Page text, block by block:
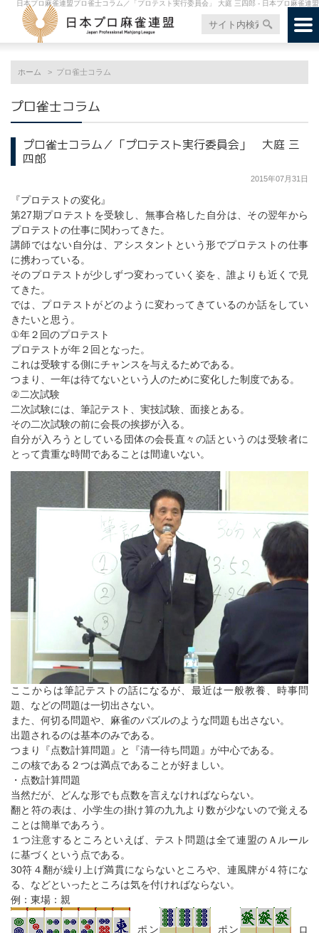
日本プロ麻雀連盟プロ雀士コラム／「プロテスト実行委員会」 大庭 三四郎 - 日本プロ麻雀連盟
ホーム プロ雀士コラム
プロ雀士コラム
プロ雀士コラム／「プロテスト実行委員会」 大庭 三
四郎
2015年07月31日
『プロテストの変化』
第27期プロテストを受験し、無事合格した自分は、その翌年から
プロテストの仕事に関わってきた。
講師ではない自分は、アシスタントという形でプロテストの仕事
に携わっている。
そのプロテストが少しずつ変わっていく姿を、誰よりも近くで見
てきた。
では、プロテストがどのように変わってきているのか話をしてい
きたいと思う。
①年２回のプロテスト
プロテストが年２回となった。
これは受験する側にチャンスを与えるためである。
つまり、一年は待てないという人のために変化した制度である。
②二次試験
二次試験には、筆記テスト、実技試験、面接とある。
その二次試験の前に会長の挨拶が入る。
自分が入ろうとしている団体の会長直々の話というのは受験者に
とって貴重な時間であることは間違いない。
ここからは筆記テストの話になるが、最近は一般教養、時事問
題、などの問題は一切出さない。
また、何切る問題や、麻雀のパズルのような問題も出さない。
出題されるのは基本のみである。
つまり『点数計算問題』と『清一待ち問題』が中心である。
この核である２つは満点であることが好ましい。
・点数計算問題
当然だが、どんな形でも点数を言えなければならない。
翻と符の表は、小学生の掛け算の九九より数が少ないので覚える
ことは簡単であろう。
１つ注意するところといえば、テスト問題は全て連盟のＡルール
に基づくという点である。
30符４翻が繰り上げ満貫にならないところや、連風牌が４符にな
る、などといったところは気を付ければならない。
例：東場：親
ポン ポン ロ